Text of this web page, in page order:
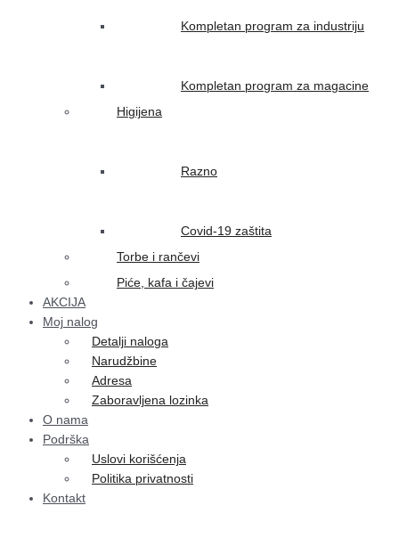
Kompletan program za industriju
Kompletan program za magacine
Higijena
Razno
Covid-19 zaštita
Torbe i rančevi
Piće, kafa i čajevi
AKCIJA
Moj nalog
Detalji naloga
Narudžbine
Adresa
Zaboravljena lozinka
O nama
Podrška
Uslovi korišćenja
Politika privatnosti
Kontakt